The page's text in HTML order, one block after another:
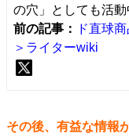
の穴」としても活動
前の記事：
ド直球
＞ライターwiki
その後、有益な情報